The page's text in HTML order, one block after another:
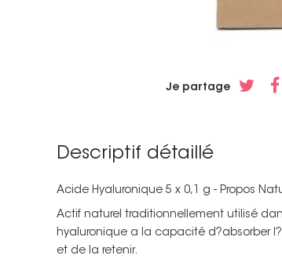
Je partage
Descriptif détaillé
Acide Hyaluronique 5 x 0,1 g - Propos
Actif naturel traditionnellement utilisé
hyaluronique a la capacité d?absorber
et de la retenir.